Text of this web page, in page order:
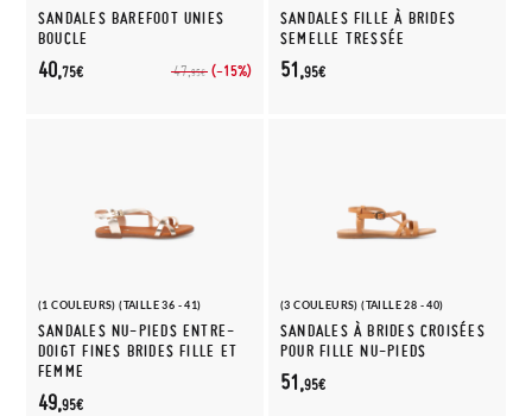
SANDALES BAREFOOT UNIES
BOUCLE
47,95€ (-15%)
40,75€
SANDALES FILLE À BRIDES
SEMELLE TRESSÉE
51,95€
(1 COULEURS) (TAILLE 36 - 41)
SANDALES NU-PIEDS ENTRE-
DOIGT FINES BRIDES FILLE ET
FEMME
49,95€
(3 COULEURS) (TAILLE 28 - 40)
SANDALES À BRIDES CROISÉES
POUR FILLE NU-PIEDS
51,95€